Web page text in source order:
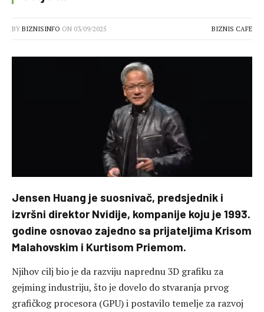
BY BIZNISINFO ON 03/09/2025 BIZNIS CAFE
Jensen Huang je suosnivač, predsjednik i
izvršni direktor Nvidije, kompanije koju je 1993.
godine osnovao zajedno sa prijateljima Krisom
Malahovskim i Kurtisom Priemom.
Njihov cilj bio je da razviju naprednu 3D grafiku za
gejming industriju, što je dovelo do stvaranja prvog
grafičkog procesora (GPU) i postavilo temelje za razvoj